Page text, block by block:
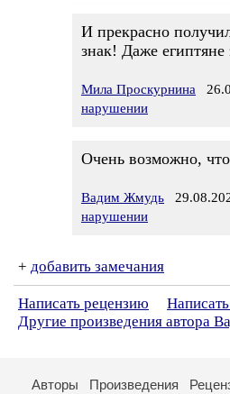
И прекрасно
знак! Даже
Мила Проскурнина
нарушении
Очень возможно,
Вадим Жмудь
нарушении
+ добавить замечания
Написать рецензию
Другие произведения автора
Авторы Произведения